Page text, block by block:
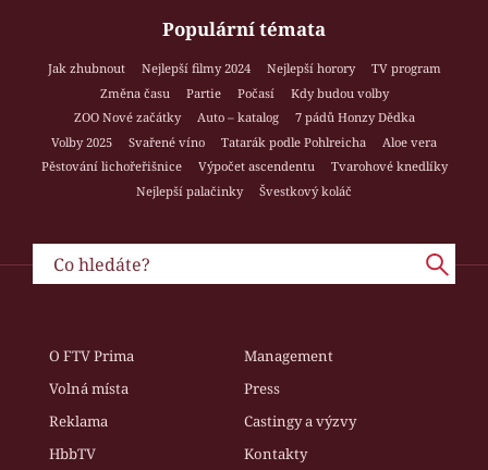
Populární témata
Jak zhubnout Nejlepší filmy 2024 Nejlepší horory
TV program
Změna času
Partie Počasí
Kdy budou volby
ZOO Nové začátky
Auto – katalog
7 pádů Honzy Dědka
Volby 2025
Svařené víno Tatarák podle Pohlreicha
Aloe vera
Pěstování lichořeřišnice
Výpočet ascendentu
Tvarohové knedlíky
Nejlepší palačinky
Švestkový koláč
O FTV Prima
Management
Volná místa
Press
Reklama
Castingy a výzvy
HbbTV
Kontakty